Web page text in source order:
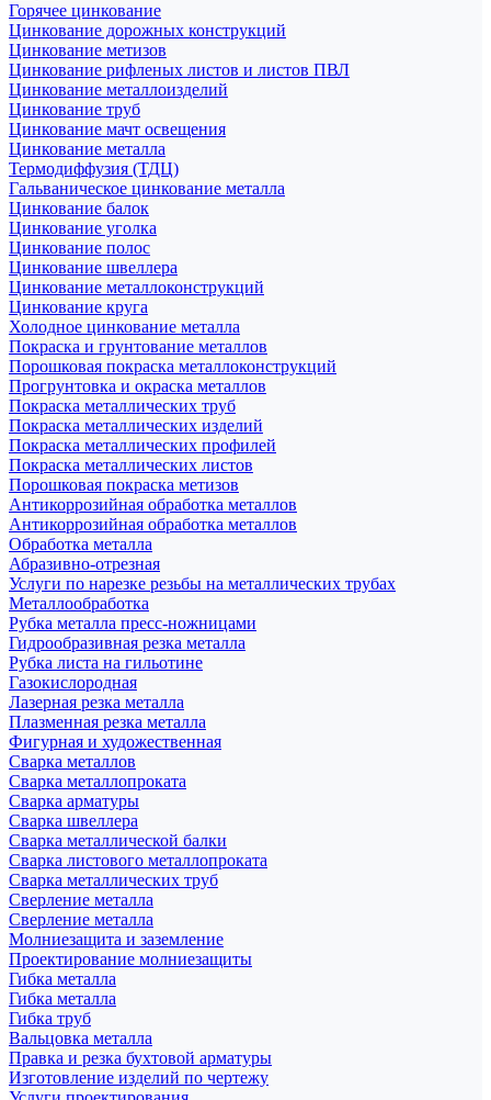
Горячее цинкование
Цинкование дорожных конструкций
Цинкование метизов
Цинкование рифленых листов и листов ПВЛ
Цинкование металлоизделий
Цинкование труб
Цинкование мачт освещения
Цинкование металла
Термодиффузия (ТДЦ)
Гальваническое цинкование металла
Цинкование балок
Цинкование уголка
Цинкование полос
Цинкование швеллера
Цинкование металлоконструкций
Цинкование круга
Холодное цинкование металла
Покраска и грунтование металлов
Порошковая покраска металлоконструкций
Прогрунтовка и окраска металлов
Покраска металлических труб
Покраска металлических изделий
Покраска металлических профилей
Покраска металлических листов
Порошковая покраска метизов
Антикоррозийная обработка металлов
Антикоррозийная обработка металлов
Обработка металла
Абразивно-отрезная
Услуги по нарезке резьбы на металлических трубах
Металлообработка
Рубка металла пресс-ножницами
Гидрообразивная резка металла
Рубка листа на гильотине
Газокислородная
Лазерная резка металла
Плазменная резка металла
Фигурная и художественная
Сварка металлов
Сварка металлопроката
Сварка арматуры
Сварка швеллера
Сварка металлической балки
Сварка листового металлопроката
Сварка металлических труб
Сверление металла
Сверление металла
Молниезащита и заземление
Проектирование молниезащиты
Гибка металла
Гибка металла
Гибка труб
Вальцовка металла
Правка и резка бухтовой арматуры
Изготовление изделий по чертежу